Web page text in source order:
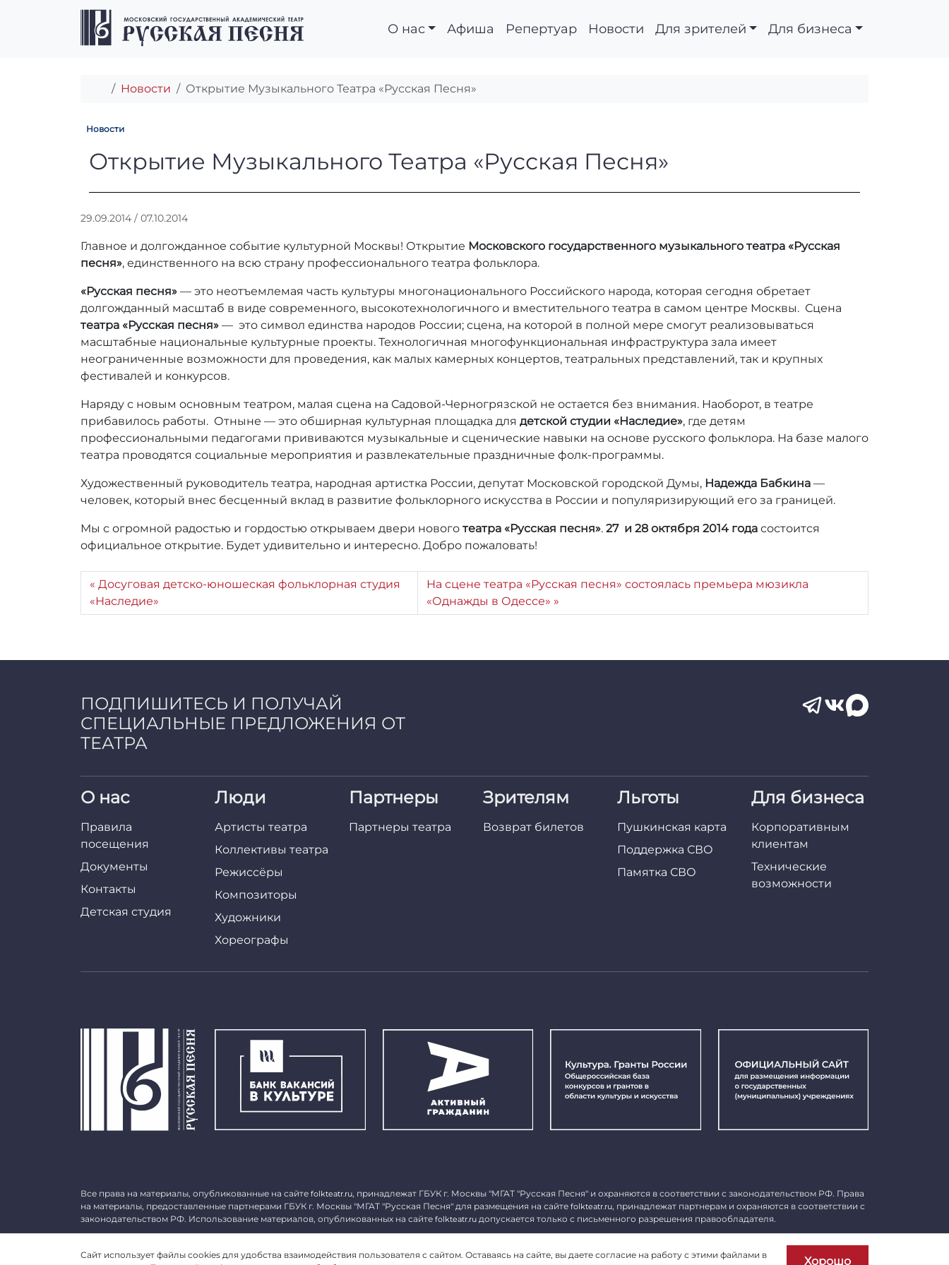
Перейти к содержимому
Перейти к футеру
О нас Афиша Репертуар Новости Для зрителей Для бизнеса
Главная
Новости Открытие Музыкального Театра «Русская Песня»
Новости
Открытие Музыкального Театра «Русская Песня»
Открытие Музыкального Театра «Русская Песня»
29.09.2014 / 07.10.2014
т
о
:
r
r
a
d
m
n
Главное и долгожданное событие культурной Москвы! Открытие Московского государственного музыкального театра «Русская
песня», единственного на всю страну профессионального театра фольклора.
«Русская песня» — это неотъемлемая часть культуры многонационального Российского народа, которая сегодня обретает
долгожданный масштаб в виде современного, высокотехнологичного и вместительного театра в самом центре Москвы. Сцена
театра «Русская песня» — это символ единства народов России; сцена, на которой в полной мере смогут реализовываться
масштабные национальные культурные проекты. Технологичная многофункциональная инфраструктура зала имеет
неограниченные возможности для проведения, как малых камерных концертов, театральных представлений, так и крупных
фестивалей и конкурсов.
Наряду с новым основным театром, малая сцена на Садовой-Черногрязской не остается без внимания. Наоборот, в театре
прибавилось работы. Отныне — это обширная культурная площадка для детской студии «Наследие», где детям
профессиональными педагогами прививаются музыкальные и сценические навыки на основе русского фольклора. На базе малого
театра проводятся социальные мероприятия и развлекательные праздничные фолк-программы.
Художественный руководитель театра, народная артистка России, депутат Московской городской Думы, Надежда Бабкина —
человек, который внес бесценный вклад в развитие фольклорного искусства в России и популяризирующий его за границей.
Мы с огромной радостью и гордостью открываем двери нового театра «Русская песня». 27 и 28 октября 2014 года состоится
официальное открытие. Будет удивительно и интересно. Добро пожаловать!
Досуговая детско-юношеская фольклорная студия
«Наследие»
На сцене театра «Русская песня» состоялась премьера мюзикла
«Однажды в Одессе»
ПОДПИШИТЕСЬ И ПОЛУЧАЙ
СПЕЦИАЛЬНЫЕ ПРЕДЛОЖЕНИЯ ОТ
ТЕАТРА
О нас
Правила
посещения
Документы
Контакты
Детская студия
Люди
Артисты театра
Коллективы театра
Режиссёры
Композиторы
Художники
Хореографы
Партнеры
Партнеры театра
Зрителям
Возврат билетов
Льготы
Пушкинская карта
Поддержка СВО
Памятка СВО
Для бизнеса
Корпоративным
клиентам
Технические
возможности
Все права на материалы, опубликованные на сайте folkteatr.ru, принадлежат ГБУК г. Москвы "МГАТ "Русская Песня" и охраняются в соответствии с законодательством РФ. Права
на материалы, предоставленные партнерами ГБУК г. Москвы "МГАТ "Русская Песня" для размещения на сайте folkteatr.ru, принадлежат партнерам и охраняются в соответствии с
законодательством РФ. Использование материалов, опубликованных на сайте folkteatr.ru допускается только с письменного разрешения правообладателя.
Пользовательское соглашение
Сайт использует файлы cookies для удобства взаимодействия пользователя с сайтом. Оставаясь на сайте, вы даете согласие на работу с этими файлами в
Хорошо